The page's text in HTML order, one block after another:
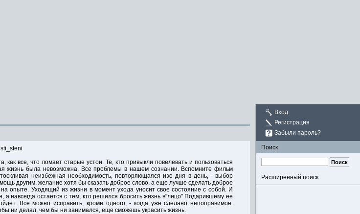
Вход
Регистрация
Забыли пароль?
Поиск
Расширенный поиск
все, что ломает старые устои. Те, кто привыкли повелевать и пользоваться
жизнь была невозможна. Все проблемы в нашем сознании. Вспомните фильм
неизбежная необходимость, повторяющаяся изо дня в день, - выбор
другим, желание хотя бы сказать доброе слово, а еще лучше сделать доброе
опыте. Уходящий из жизни в момент ухода уносит свое состояние с собой. И
а навсегда остается с тем, кто решился бросить жизнь в"лицо" Подарившему ее
Все можно исправить, кроме одного, - когда уже сделано непоправимое.
ни делал, чем бы ни занимался, еще сможешь украсить жизнь.